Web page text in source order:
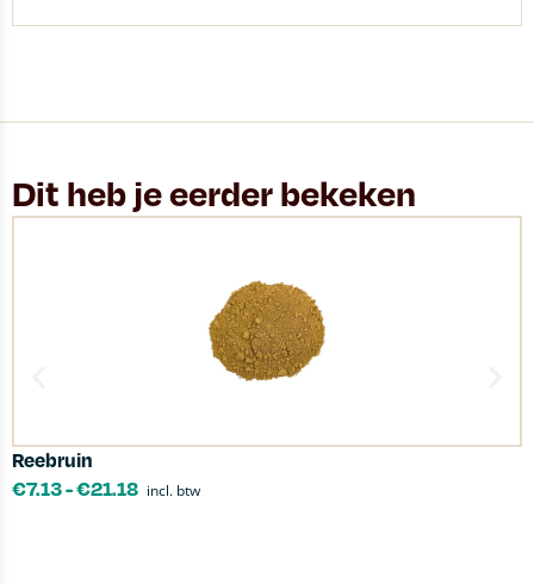
Dit heb je eerder bekeken
Reebruin
€7.13-€21.18 incl. btw